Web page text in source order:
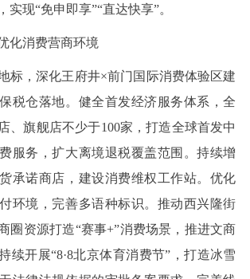
实现“免申即享”“直达快享”。
消费营商环境
，深化王府井×前门国际消费体验区建
税仓落地。健全首发经济服务体系，全
、旗舰店不少于100家，打造全球首发中
服务，扩大离境退税覆盖范围。持续增
承诺商店，建设消费维权工作站。优化
环境，完善多语种标识。推动西兴隆街
圈资源打造“赛事+”消费场景，推进文商
续开展“8·8北京体育消费节”，打造冰雪